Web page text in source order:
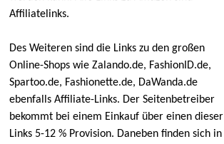
Affiliatelinks.
Des Weiteren sind die Links zu den großen
Online-Shops wie Zalando.de, FashionID.de,
Spartoo.de, Fashionette.de, DaWanda.de
ebenfalls Affiliate-Links. Der Seitenbetreiber
bekommt bei einem Einkauf über einen dieser
Links 5-12 % Provision. Daneben finden sich in